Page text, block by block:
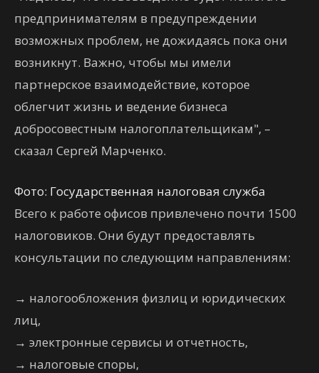
предпринимателям в предупреждении
возможных проблем, не дожидаясь пока они
возникнут. Важно, чтобы мы имели
партнерское взаимодействие, которое
облегчит жизнь и ведение бизнеса
добросовестным налогоплательщикам", –
сказал Сергей Марченко.
Фото: Государственная налоговая служба
Всего к работе офисов привлечено почти 1500
налоговиков. Они будут предоставлять
консультации по следующим направлениям:
→ налогообложения физлиц и юридических
лиц,
→ электронные сервисы и отчетность,
→ налоговые споры,